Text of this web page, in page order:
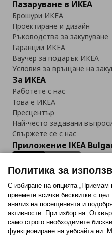
Пазаруване в ИКЕА
Брошури ИКЕА
Проектиране и дизайн
Ръководства за закупуване
Гаранции ИКЕА
Ваучер за подарък ИКЕА
Условия за връщане на
За ИКЕА
Работете с нас
Това е ИКЕА
Пресцентър
Най-често задавани
Свържете се с нас
Приложение IKEA
Последвайте ни:
FacebookTwitterYoutube
Политика за
С избиране на опцията „Приемам
приемете всички бисквитки с
анализ на посещенията и
активности. При избор на
само строго необходимитe
функциониране на уебсайта ни.